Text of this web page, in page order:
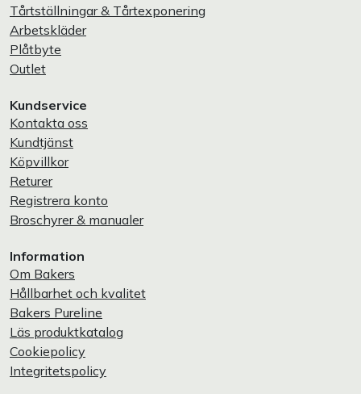
Tårtställningar & Tårtexponering
Arbetskläder
Plåtbyte
Outlet
Kundservice
Kontakta oss
Kundtjänst
Köpvillkor
Returer
Registrera konto
Broschyrer & manualer
Information
Om Bakers
Hållbarhet och kvalitet
Bakers Pureline
Läs produktkatalog
Cookiepolicy
Integritetspolicy